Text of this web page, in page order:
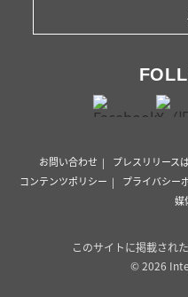
お問い合わせ プレスリリース
コンテンツポリシー
プライバシー
媒
このサイトに掲載され
© 2026